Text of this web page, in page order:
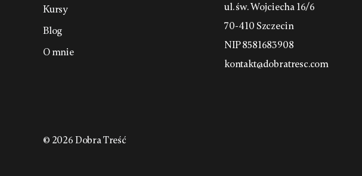
Kursy
Blog
O mnie
ul. św. Wojciecha 16/6
70-410 Szczecin
NIP 8581683908
kontakt@dobratresc.com
© 2026 Dobra Treść